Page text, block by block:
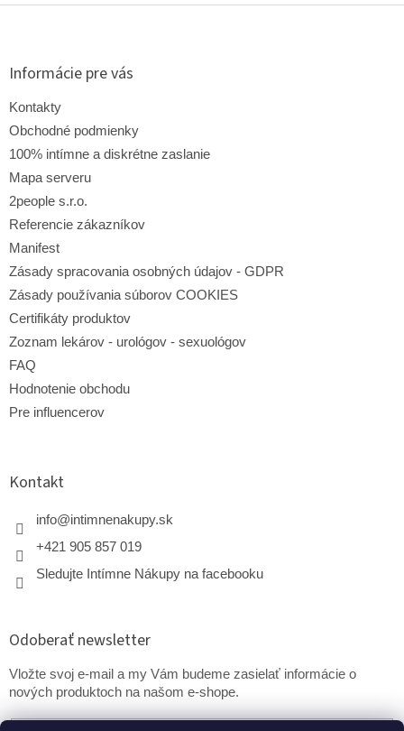
Z
Informácie pre vás
Kontakty
Obchodné podmienky
100% intímne a diskrétne zaslanie
Mapa serveru
2people s.r.o.
Referencie zákazníkov
Manifest
Zásady spracovania osobných údajov - GDPR
Zásady používania súborov COOKIES
Certifikáty produktov
Zoznam lekárov - urológov - sexuológov
FAQ
Hodnotenie obchodu
Pre influencerov
Kontakt
info@intimnenakupy.sk
+421 905 857 019
Sledujte Intímne Nákupy na facebooku
Odoberať newsletter
Vložte svoj e-mail a my Vám budeme zasielať informácie o
nových produktoch na našom e-shope.